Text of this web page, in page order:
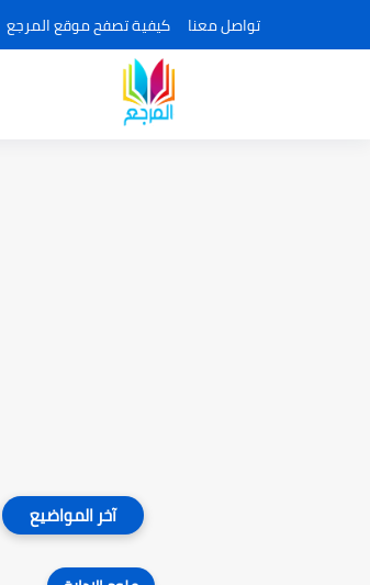
تواصل معنا كيفية تصفح موقع المرجع
آخر المواضيع